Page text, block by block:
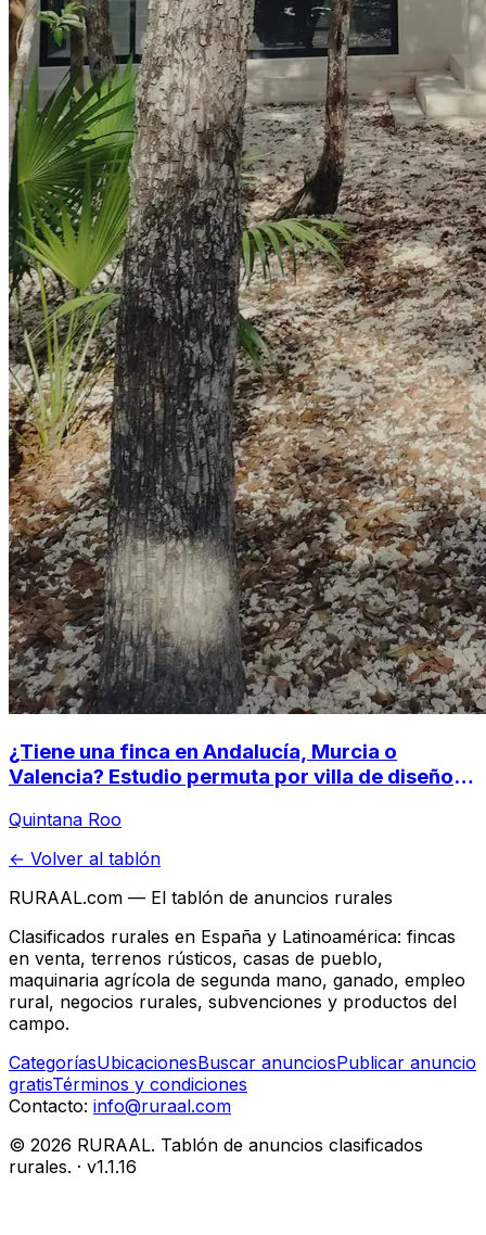
¿Tiene una finca en Andalucía, Murcia o
Valencia? Estudio permuta por villa de diseño
Quintana Roo
← Volver al tablón
RURAAL.com — El tablón de anuncios rurales
Clasificados rurales en España y Latinoamérica: fincas
en venta, terrenos rústicos, casas de pueblo,
maquinaria agrícola de segunda mano, ganado, empleo
rural, negocios rurales, subvenciones y productos del
campo.
CategoríasUbicacionesBuscar anunciosPublicar anuncio
gratisTérminos y condiciones
Contacto: info@ruraal.com
© 2026 RURAAL. Tablón de anuncios clasificados
rurales. · v1.1.16